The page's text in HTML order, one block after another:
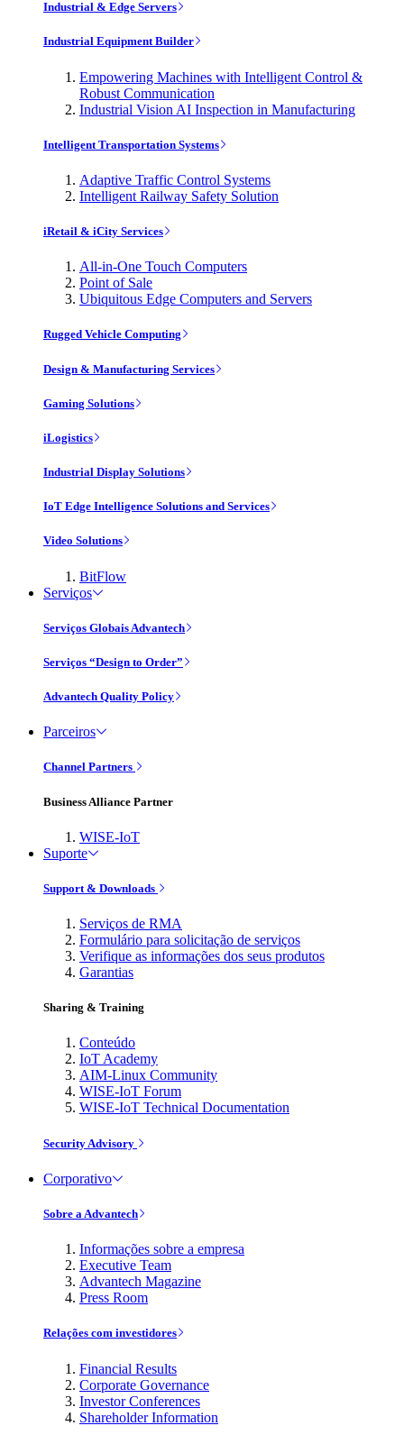
Industrial & Edge Servers
Industrial Equipment Builder
Empowering Machines with Intelligent Control &
Robust Communication
Industrial Vision AI Inspection in Manufacturing
Intelligent Transportation Systems
Adaptive Traffic Control Systems
Intelligent Railway Safety Solution
iRetail & iCity Services
All-in-One Touch Computers
Point of Sale
Ubiquitous Edge Computers and Servers
Rugged Vehicle Computing
Design & Manufacturing Services
Gaming Solutions
iLogistics
Industrial Display Solutions
IoT Edge Intelligence Solutions and Services
Video Solutions
BitFlow
Serviços
Serviços Globais Advantech
Serviços “Design to Order”
Advantech Quality Policy
Parceiros
Channel Partners
Business Alliance Partner
WISE-IoT
Suporte
Support & Downloads
Serviços de RMA
Formulário para solicitação de serviços
Verifique as informações dos seus produtos
Garantias
Sharing & Training
Conteúdo
IoT Academy
AIM-Linux Community
WISE-IoT Forum
WISE-IoT Technical Documentation
Security Advisory
Corporativo
Sobre a Advantech
Informações sobre a empresa
Executive Team
Advantech Magazine
Press Room
Relações com investidores
Financial Results
Corporate Governance
Investor Conferences
Shareholder Information